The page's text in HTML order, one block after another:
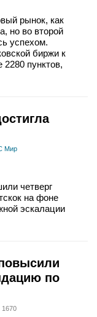
рынок, как
но во второй
успехом.
биржи к
пунктов,
Мир
четверг
на фоне
эскалации
по
1670